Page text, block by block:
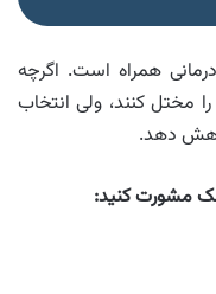
همراه است. اگرچه
مختل کنند، ولی انتخاب
دهد.
مشورت کنید: